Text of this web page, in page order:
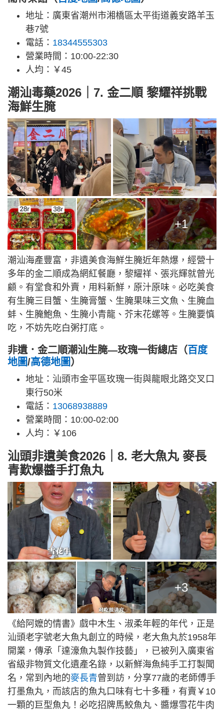
地址：廣東省潮州市湘橋區太平街道義安路羊玉
巷7號
電話： 18344555303
營業時間：10:00-22:30
人均：￥45
潮汕毒藥2026｜7. 金二順 黎耀祥挑戰
海鮮生腌
+1
潮汕海產豐富，非遺美食海鮮生腌近年熱爆，經營十
多年的金二順成為網紅餐廳，黎耀祥、張兆輝就曾光
顧。有堂食和外賣，用料新鮮，原汁原味。必吃美食
有生腌三目蟹、生腌膏蟹、生腌果味三文魚、生腌血
蚌、生腌鮑魚、生腌小青龍、芥末花螺等。生腌要慎
吃，不妨先吃白粥打底。
非遺．金二順潮汕生腌—玫瑰一街總店（百度
地圖/高德地圖 ）
地址：汕頭市金平區玫瑰一街與龍眼北路交叉口
東行50米
電話： 13068938889
營業時間：10:00-02:00
人均：￥106
汕頭非遺美食2026｜8. 老大魚丸 麥長
青歎爆醬手打魚丸
+3
《給阿嬤的情書》戲中木生、淑柔年輕的年代，正是
汕頭老字號老大魚丸創立的時候，老大魚丸於1958年
開業，傳承「達濠魚丸製作技藝」，已被列入廣東省
省級非物質文化遺產名錄，以新鮮海魚純手工打製聞
名，常到內地的麥長青曾到訪，分享77歲的老師傅手
打墨魚丸，而該店的魚丸口味有七十多種，有賣￥10
一顆的巨型魚丸！必吃招牌馬鮫魚丸、醬爆雪花牛肉